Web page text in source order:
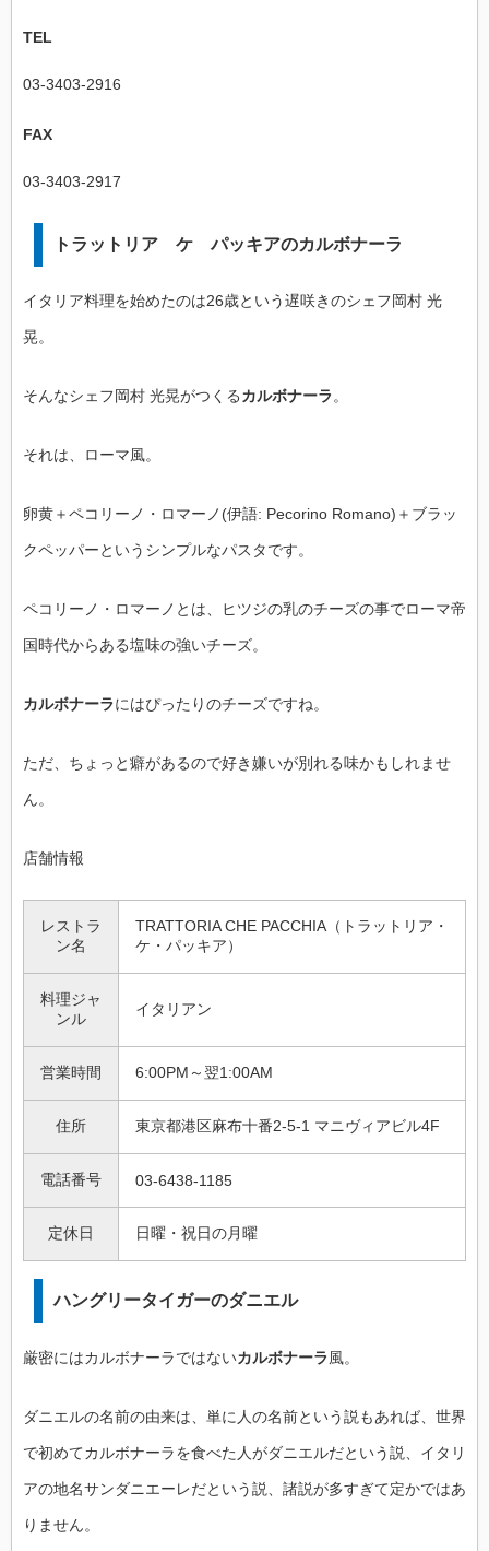
TEL
03-3403-2916
FAX
03-3403-2917
トラットリア ケ パッキアのカルボナーラ
イタリア料理を始めたのは26歳という遅咲きのシェフ岡村 光
晃。
そんなシェフ岡村 光晃がつくるカルボナーラ。
それは、ローマ風。
卵黄＋ペコリーノ・ロマーノ(伊語: Pecorino Romano)＋ブラッ
クペッパーというシンプルなパスタです。
ペコリーノ・ロマーノとは、ヒツジの乳のチーズの事でローマ帝
国時代からある塩味の強いチーズ。
カルボナーラにはぴったりのチーズですね。
ただ、ちょっと癖があるので好き嫌いが別れる味かもしれませ
ん。
店舗情報
レストラ
ン名
TRATTORIA CHE PACCHIA（トラットリア・
ケ・パッキア）
料理ジャ
ンル
イタリアン
営業時間 6:00PM～翌1:00AM
住所 東京都港区麻布十番2-5-1 マニヴィアビル4F
電話番号 03-6438-1185
定休日 日曜・祝日の月曜
ハングリータイガーのダニエル
厳密にはカルボナーラではないカルボナーラ 風。
ダニエルの名前の由来は、単に人の名前という説もあれば、世界
で初めてカルボナーラを食べた人がダニエルだという説、イタリ
アの地名サンダニエーレだという説、諸説が多すぎて定かではあ
りません。